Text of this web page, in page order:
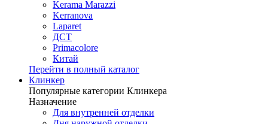
Kerama Marazzi
Kerranova
Laparet
ДСТ
Primacolore
Китай
Перейти в полный каталог
Клинкер
Популярные категории Клинкера
Назначение
Для внутренней отделки